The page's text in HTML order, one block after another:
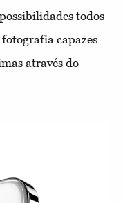
todos
capazes
através do